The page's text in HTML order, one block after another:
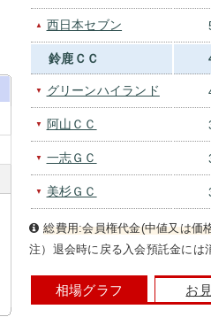
▲ 西日本セブン
鈴鹿ＣＣ
▼ グリーンハイランド
▼ 阿山ＣＣ
▼ 一志ＧＣ
▼ 美杉ＧＣ
総費用:会員権代金(中値又は価
注）退会時に戻る入会預託金には
相場グラフ お